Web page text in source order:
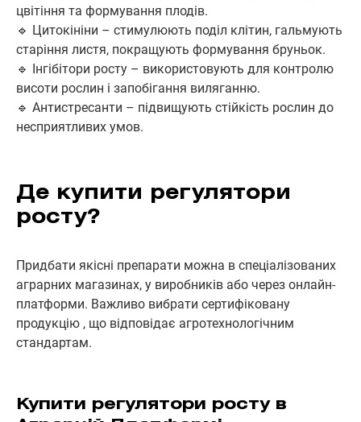
цвітіння та формування плодів.
🔹 Цитокініни – стимулюють поділ клітин, гальмують
старіння листя, покращують формування бруньок.
🔹 Інгібітори росту – використовують для контролю
висоти рослин і запобігання виляганню.
🔹 Антистресанти – підвищують стійкість рослин до
несприятливих умов.
Де купити регулятори
росту?
Придбати якісні препарати можна в спеціалізованих
аграрних магазинах, у виробників або через онлайн-
платформи. Важливо вибрати сертифіковану
продукцію , що відповідає агротехнологічним
стандартам.
Купити регулятори росту в